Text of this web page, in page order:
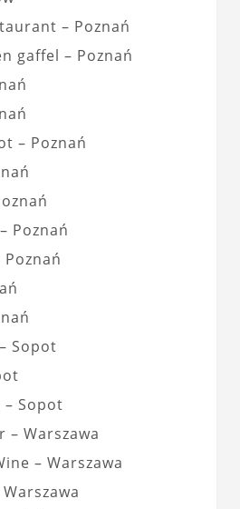
– Poznań
gaffel – Poznań
– Poznań
Poznań
Poznań
Sopot
– Sopot
Warszawa
– Warszawa